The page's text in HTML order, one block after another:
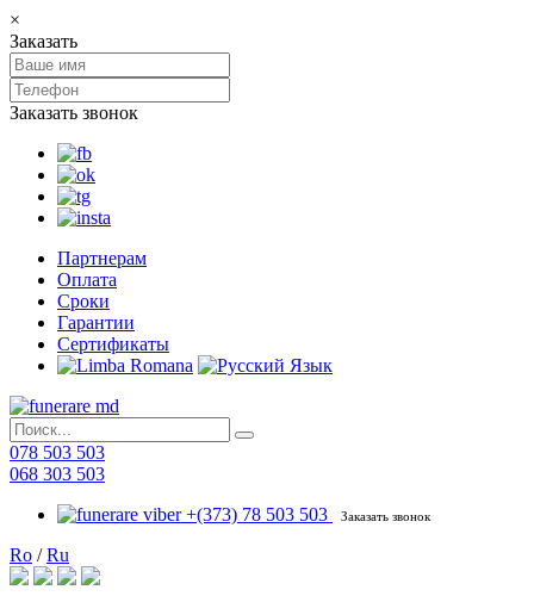
×
Заказать
Заказать звонок
Партнерам
Оплата
Сроки
Гарантии
Сертификаты
078 503 503
068 303 503
+(373) 78 503 503
Заказать звонок
Ro /Ru